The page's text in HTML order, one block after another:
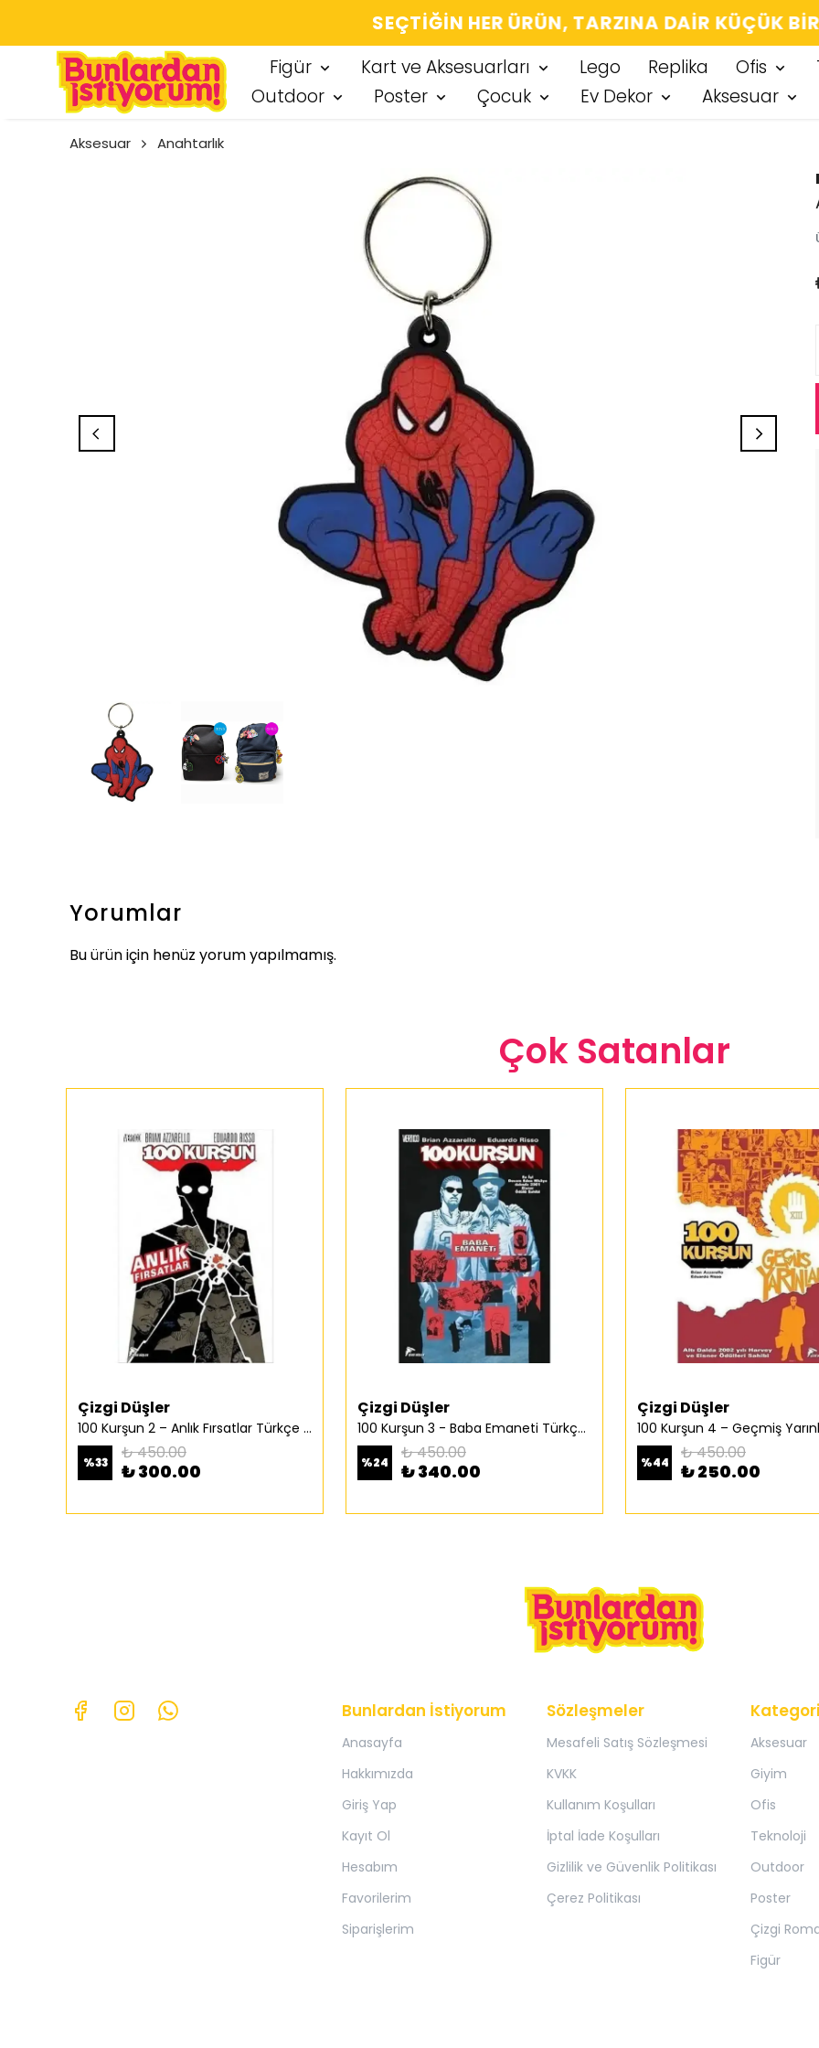
SEÇTIĞIN HER ÜRÜN, TARZINA DAIR KÜÇÜK
Figür Kart ve Aksesuarları Lego Replika Ofis
Outdoor
Poster Çocuk Ev Dekor Aksesuar
Aksesuar Anahtarlık
Yorumlar
Bu ürün için henüz yorum yapılmamış.
Çok Satanlar
Çizgi Düşler
100 Kurşun 2 – Anlık Fırsatlar Türkçe Çizgi Roman
%33 ₺ 450.00
₺ 300.00
Çizgi Düşler
100 Kurşun 3 - Baba Emaneti Türkçe Çizgi Roman
%24 ₺ 450.00
₺ 340.00
Çizgi Düşler
%44 ₺ 450.00
₺ 250.00
Bunlardan İstiyorum
Anasayfa
Hakkımızda
Giriş Yap
Kayıt Ol
Hesabım
Favorilerim
Siparişlerim
Sözleşmeler
Mesafeli Satış Sözleşmesi
KVKK
Kullanım Koşulları
İptal İade Koşulları
Gizlilik ve Güvenlik Politikası
Çerez Politikası
Aksesuar
Giyim
Ofis
Teknoloji
Outdoor
Poster
Çizgi
Figür